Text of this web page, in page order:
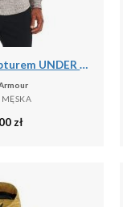
Bluza męska z kapturem UNDER ARMOUR UA RIVAL TERRY LC HD
MĘSKA
zł